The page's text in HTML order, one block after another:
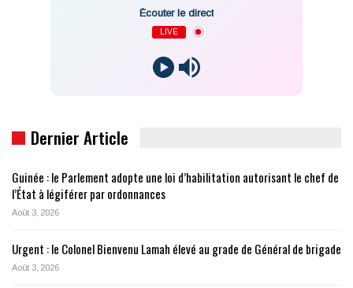
Écouter le direct
LIVE
Dernier Article
Guinée : le Parlement adopte une loi d’habilitation autorisant le chef de
l’État à légiférer par ordonnances
Août 3, 2026
Urgent : le Colonel Bienvenu Lamah élevé au grade de Général de brigade
Août 3, 2026